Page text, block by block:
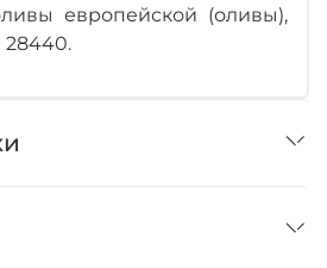
европейской (оливы),
28440.